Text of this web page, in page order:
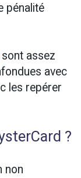
pénalité
sont assez
avec
les repérer
?
non